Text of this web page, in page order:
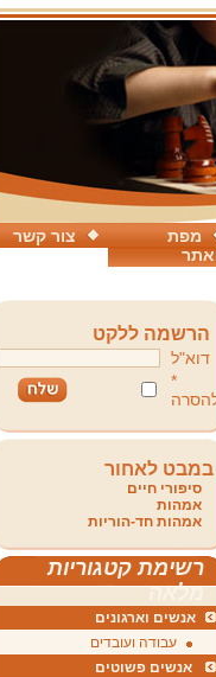
צור קשר
מפת
הרשמה ללקט
דוא"ל
*
במבט לאחור
סיפורי חיים
אמהות
אמהות חד-הוריות
רשימת קטגוריות
מלאה
אנשים וארגונים
עבודה ועובדים
אנשים פשוטים